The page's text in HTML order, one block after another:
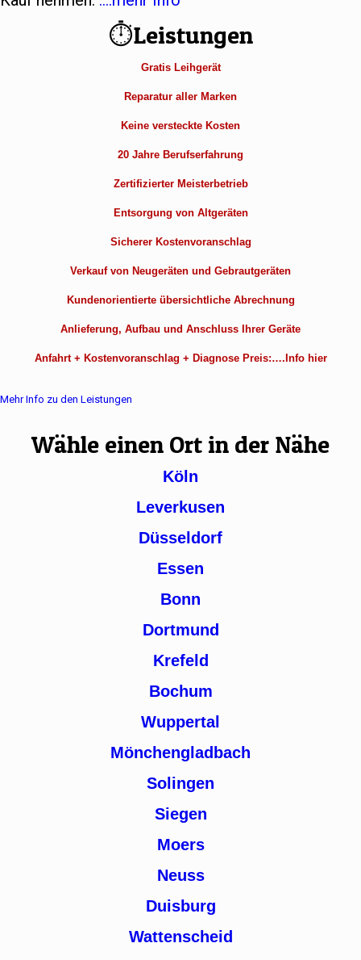
⏱Leistungen
Gratis Leihgerät
Reparatur aller Marken
Keine versteckte Kosten
20 Jahre Berufserfahrung
Zertifizierter Meisterbetrieb
Entsorgung von Altgeräten
Sicherer Kostenvoranschlag
Verkauf von Neugeräten und Gebrautgeräten
Kundenorientierte übersichtliche Abrechnung
Anlieferung, Aufbau und Anschluss Ihrer Geräte
Anfahrt + Kostenvoranschlag + Diagnose Preis:….Info hier
Mehr Info zu den Leistungen
Wähle einen Ort in der Nähe
Köln
Leverkusen
Düsseldorf
Essen
Bonn
Dortmund
Krefeld
Bochum
Wuppertal
Mönchengladbach
Solingen
Siegen
Moers
Neuss
Duisburg
Wattenscheid